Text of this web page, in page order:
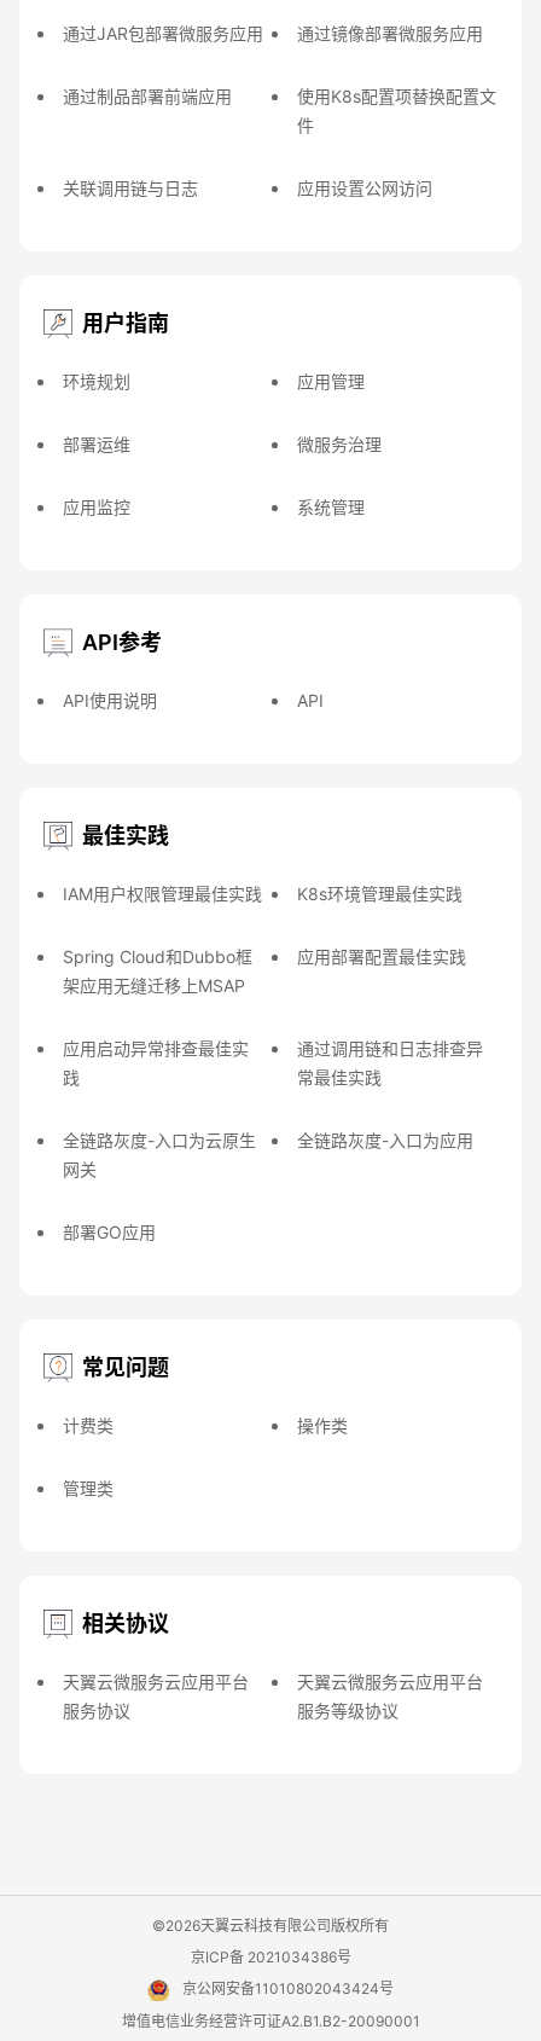
通过JAR包部署微服务应用 通过镜像部署微服务应用
通过制品部署前端应用
使用K8s配置项替换配置文
件
关联调用链与日志 应用设置公网访问
用户指南
环境规划 应用管理
部署运维 微服务治理
应用监控 系统管理
API参考
API使用说明 API
最佳实践
IAM用户权限管理最佳实践 K8s环境管理最佳实践
Spring Cloud和Dubbo框
架应用无缝迁移上MSAP
应用部署配置最佳实践
应用启动异常排查最佳实
践
通过调用链和日志排查异
常最佳实践
全链路灰度-入口为云原生
网关
全链路灰度-入口为应用
部署GO应用
常见问题
计费类 操作类
管理类
相关协议
天翼云微服务云应用平台
服务协议
天翼云微服务云应用平台
服务等级协议
©2026天翼云科技有限公司版权所有
京ICP备 2021034386号
京公网安备11010802043424号
增值电信业务经营许可证A2.B1.B2-20090001